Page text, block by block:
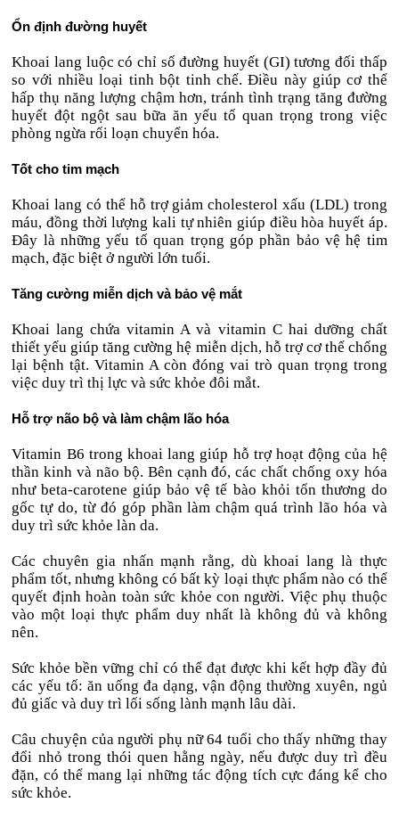
Ổn định đường huyết
Khoai lang luộc có chỉ số đường huyết (GI) tương đối thấp
so với nhiều loại tinh bột tinh chế. Điều này giúp cơ thể
hấp thụ năng lượng chậm hơn, tránh tình trạng tăng đường
huyết đột ngột sau bữa ăn yếu tố quan trọng trong việc
phòng ngừa rối loạn chuyển hóa.
Tốt cho tim mạch
Khoai lang có thể hỗ trợ giảm cholesterol xấu (LDL) trong
máu, đồng thời lượng kali tự nhiên giúp điều hòa huyết áp.
Đây là những yếu tố quan trọng góp phần bảo vệ hệ tim
mạch, đặc biệt ở người lớn tuổi.
Tăng cường miễn dịch và bảo vệ mắt
Khoai lang chứa vitamin A và vitamin C hai dưỡng chất
thiết yếu giúp tăng cường hệ miễn dịch, hỗ trợ cơ thể chống
lại bệnh tật. Vitamin A còn đóng vai trò quan trọng trong
việc duy trì thị lực và sức khỏe đôi mắt.
Hỗ trợ não bộ và làm chậm lão hóa
Vitamin B6 trong khoai lang giúp hỗ trợ hoạt động của hệ
thần kinh và não bộ. Bên cạnh đó, các chất chống oxy hóa
như beta-carotene giúp bảo vệ tế bào khỏi tổn thương do
gốc tự do, từ đó góp phần làm chậm quá trình lão hóa và
duy trì sức khỏe làn da.
Các chuyên gia nhấn mạnh rằng, dù khoai lang là thực
phẩm tốt, nhưng không có bất kỳ loại thực phẩm nào có thể
quyết định hoàn toàn sức khỏe con người. Việc phụ thuộc
vào một loại thực phẩm duy nhất là không đủ và không
nên.
Sức khỏe bền vững chỉ có thể đạt được khi kết hợp đầy đủ
các yếu tố: ăn uống đa dạng, vận động thường xuyên, ngủ
đủ giấc và duy trì lối sống lành mạnh lâu dài.
Câu chuyện của người phụ nữ 64 tuổi cho thấy những thay
đổi nhỏ trong thói quen hằng ngày, nếu được duy trì đều
đặn, có thể mang lại những tác động tích cực đáng kể cho
sức khỏe.